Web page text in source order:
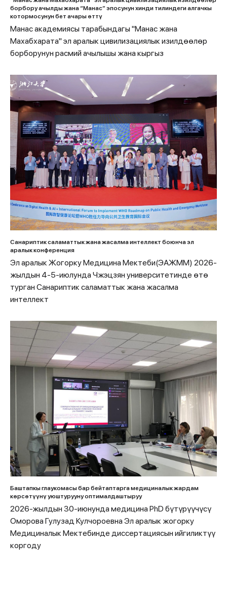
борбору ачылды жана “Манас” эпосунун хинди тилиндеги алгачкы
котормосунун бет ачары өттү
Манас академиясы тарабындагы "Манас жана
Махабхарата" эл аралык цивилизациялык изилдөөлөр
борборунун расмий ачылышы жана кыргыз
Санариптик саламаттык жана жасалма интеллект боюнча эл
аралык конференция
Эл аралык Жогорку Медицина Мектеби(ЭАЖММ) 2026-
жылдын 4-5-июлунда Чжэцзян университетинде өтө
турган Санариптик саламаттык жана жасалма
интеллект
Баштапкы глаукомасы бар бейтаптарга медициналык жардам
көрсөтүүнү уюштурууну оптималдаштыруу
2026-жылдын 30-июнунда медицина PhD бүтүрүүчүсү
Оморова Гулузад Кулчороевна Эл аралык жогорку
Медициналык Мектебинде диссертациясын ийгиликтүү
коргоду